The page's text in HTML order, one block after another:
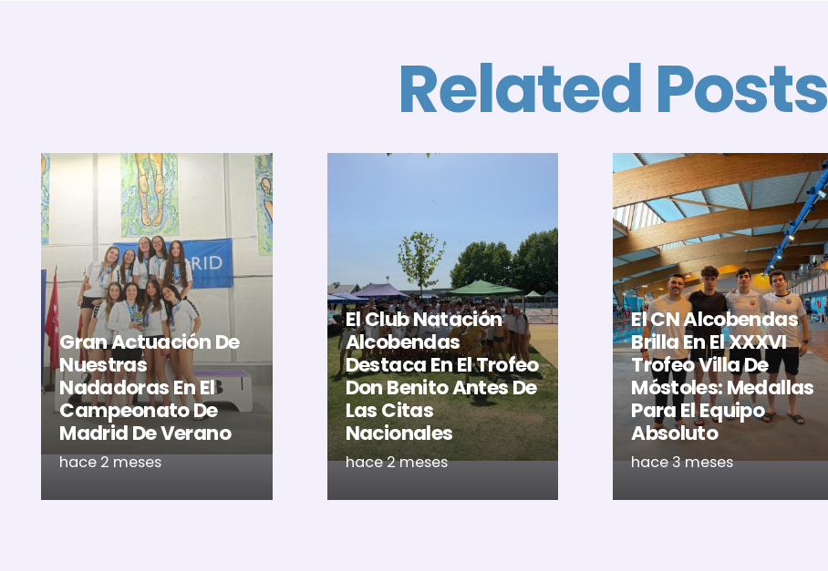
Related Posts
Gran Actuación De
Nuestras
Nadadoras En El
Campeonato De
Madrid De Verano
hace 2 meses
El Club Natación
Alcobendas
Destaca En El Trofeo
Don Benito Antes De
Las Citas
Nacionales
hace 2 meses
El CN Alcobendas
Brilla En El XXXVI
Trofeo Villa De
Móstoles: Medallas
Para El Equipo
Absoluto
hace 3 meses